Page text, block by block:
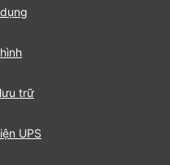
trữ
UPS